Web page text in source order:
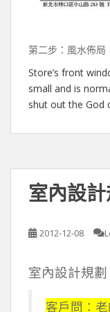
第二步：風水佈局
Store’s front
small and is
shut out the God
室內設
2012-12-08
室內設計規劃
客戶問：